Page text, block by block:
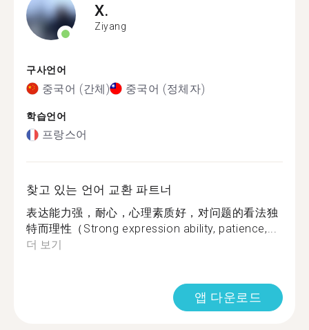
X.
Ziyang
구사언어
중국어 (간체) 중국어 (정체자)
학습언어
프랑스어
찾고 있는 언어 교환 파트너
表达能力强，耐心，心理素质好，对问题的看法独
特而理性（Strong expression ability, patience,...
더 보기
앱 다운로드